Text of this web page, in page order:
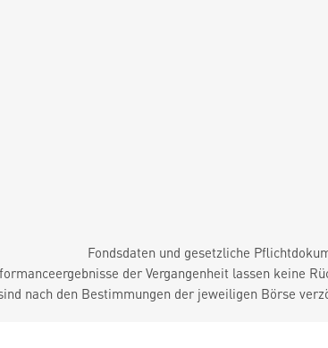
Fondsdaten und gesetzliche
der Vergangenheit lassen keine
nach den Bestimmungen der jeweiligen Börse